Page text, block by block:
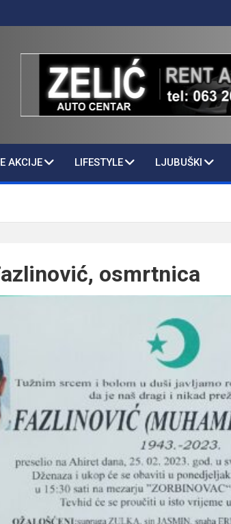
AKCIJE LIFESTYLE LJUBUŠKI
osmrtnica